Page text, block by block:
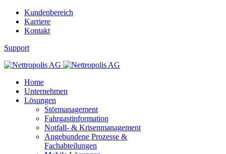
Kundenbereich
Karriere
Kontakt
Support
Home
Unternehmen
Lösungen
Störmanagement
Fahrgastinformation
Notfall- & Krisenmanagement
Angebundene Prozesse &
Fachabteilungen